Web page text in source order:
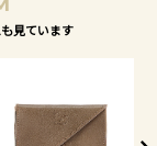
見ています